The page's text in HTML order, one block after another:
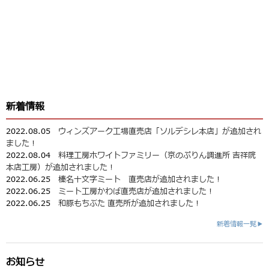
新着情報
2022.08.05 ウィンズアーク工場直売店「ソルデシレ本店」が追加され
ました！
2022.08.04 料理工房ホワイトファミリー（京のぷりん調進所 吉祥院
本店工房）が追加されました！
2022.06.25 榛名十文字ミート 直売店が追加されました！
2022.06.25 ミート工房かわば直売店が追加されました！
2022.06.25 和豚もちぶた 直売所が追加されました！
新着情報一覧▶
お知らせ